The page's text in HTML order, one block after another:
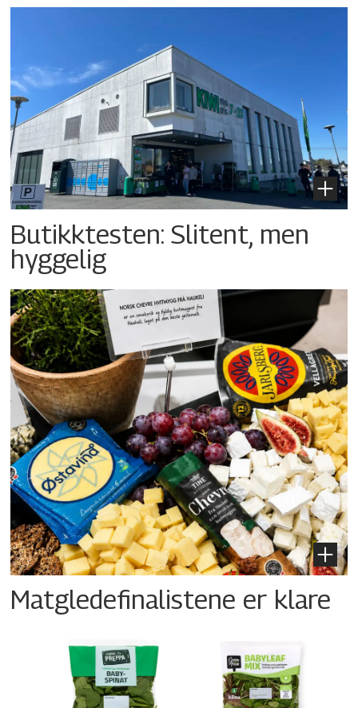
Butikktesten: Slitent, men
hyggelig
Matgledefinalistene er klare